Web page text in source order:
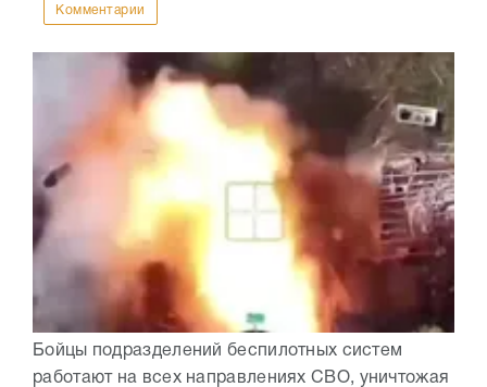
Комментарии
Бойцы подразделений беспилотных систем
работают на всех направлениях СВО, уничтожая